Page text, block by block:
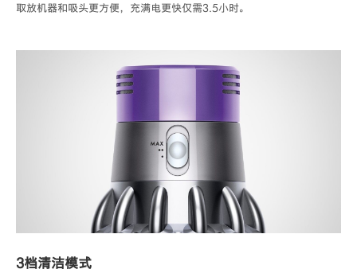
取放机器和吸头更方便，充满电更快仅需3.5小时。
3档清洁模式